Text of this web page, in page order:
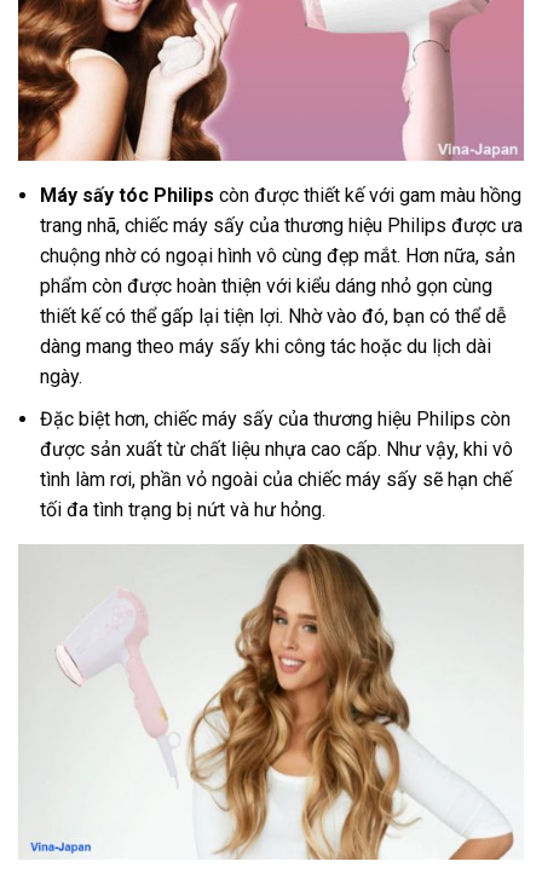
Máy sấy tóc Philips còn được thiết kế với gam màu hồng
trang nhã, chiếc máy sấy của thương hiệu Philips được ưa
chuộng nhờ có ngoại hình vô cùng đẹp mắt. Hơn nữa, sản
phẩm còn được hoàn thiện với kiểu dáng nhỏ gọn cùng
thiết kế có thể gấp lại tiện lợi. Nhờ vào đó, bạn có thể dễ
dàng mang theo máy sấy khi công tác hoặc du lịch dài
ngày.
Đặc biệt hơn, chiếc máy sấy của thương hiệu Philips còn
được sản xuất từ chất liệu nhựa cao cấp. Như vậy, khi vô
tình làm rơi, phần vỏ ngoài của chiếc máy sấy sẽ hạn chế
tối đa tình trạng bị nứt và hư hỏng.